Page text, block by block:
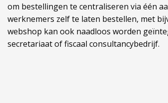
om bestellingen te centraliseren via één
werknemers zelf te laten bestellen, met
webshop kan ook naadloos worden
secretariaat of fiscaal consultancybedrijf.